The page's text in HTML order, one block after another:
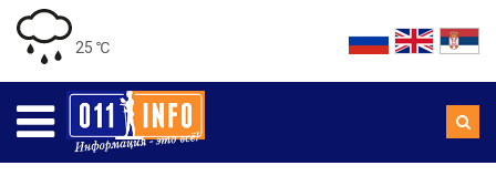
25 ℃